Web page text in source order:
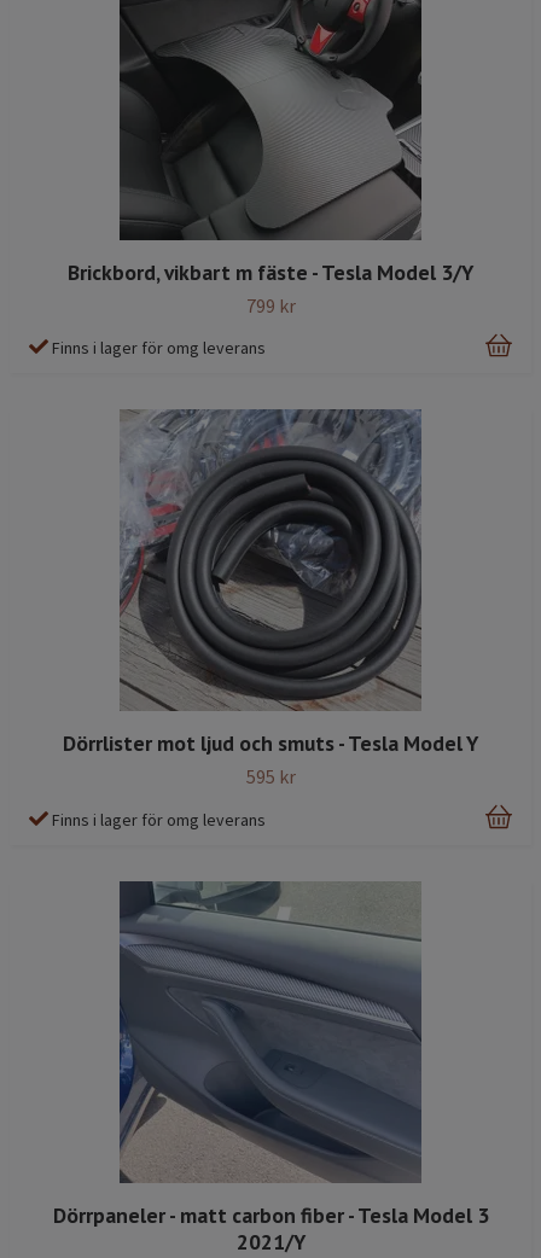
Brickbord, vikbart m fäste - Tesla Model 3/Y
799 kr
Finns i lager för omg leverans
Dörrlister mot ljud och smuts - Tesla Model Y
595 kr
Finns i lager för omg leverans
Dörrpaneler - matt carbon fiber - Tesla Model 3
2021/Y